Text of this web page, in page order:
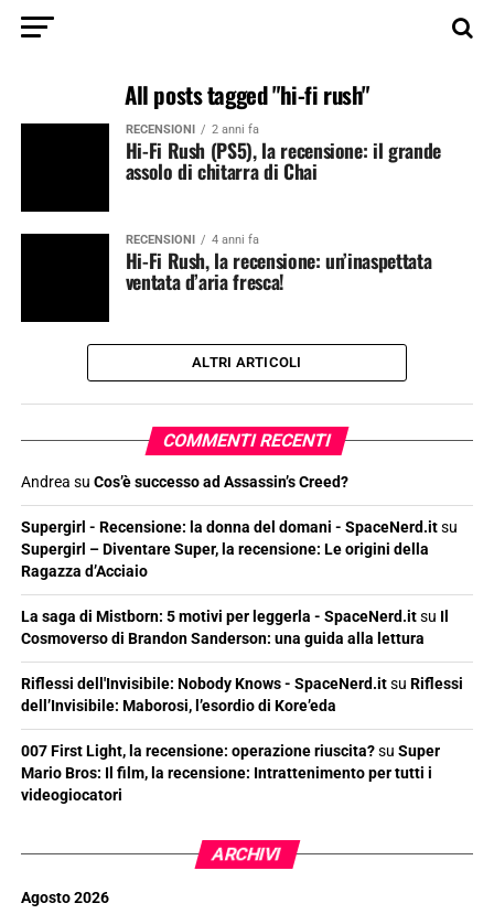
All posts tagged "hi-fi rush"
RECENSIONI 2 anni fa
Hi-Fi Rush (PS5), la recensione: il grande
assolo di chitarra di Chai
RECENSIONI 4 anni fa
Hi-Fi Rush, la recensione: un’inaspettata
ventata d’aria fresca!
ALTRI ARTICOLI
COMMENTI RECENTI
Andrea su Cos’è successo ad Assassin’s Creed?
Supergirl - Recensione: la donna del domani - SpaceNerd.itsu
Supergirl – Diventare Super, la recensione: Le origini della
Ragazza d’Acciaio
La saga di Mistborn: 5 motivi per leggerla - SpaceNerd.itsu Il
Cosmoverso di Brandon Sanderson: una guida alla lettura
Riflessi dell'Invisibile: Nobody Knows - SpaceNerd.itsu Riflessi
dell’Invisibile: Maborosi, l’esordio di Kore’eda
007 First Light, la recensione: operazione riuscita?su Super
Mario Bros: Il film, la recensione: Intrattenimento per tutti i
videogiocatori
ARCHIVI
Agosto 2026